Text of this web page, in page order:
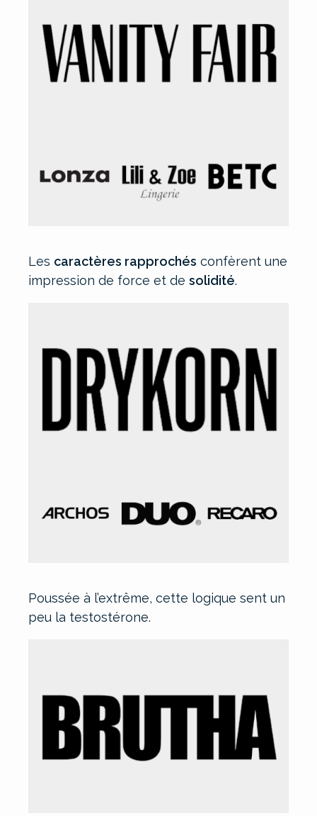
Les caractères rapprochés confèrent une
impression de force et desolidité.
Poussée à l’extrême, cette logique sent un
peu la testostérone.